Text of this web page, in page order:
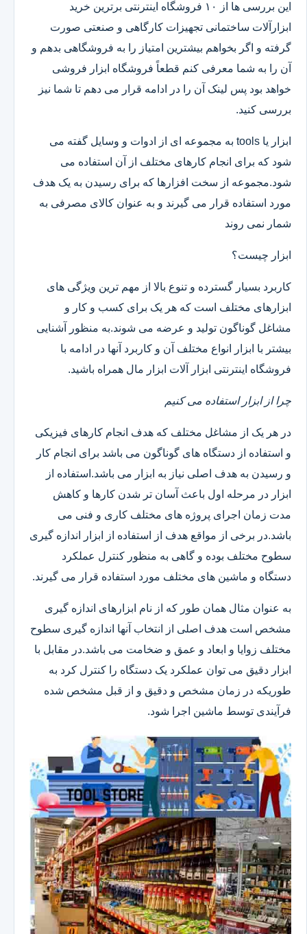
این بررسی ها از ۱۰ فروشگاه اینترنتی برترین خرید
ابزارآلات ساختمانی تجهیزات کارگاهی و صنعتی صورت
گرفته و اگر بخواهم بیشترین امتیاز را به فروشگاهی بدهم و
آن را به شما معرفی کنم قطعاً فروشگاه ابزار فروشی
خواهد بود پس لینک آن را در ادامه قرار می دهم تا شما نیز
بررسی کنید.
ابزار یا tools به مجموعه ای از ادوات و وسایل گفته می
شود که برای انجام کارهای مختلف از آن استفاده می
شود.مجموعه از سخت افزارها که برای رسیدن به یک هدف
مورد استفاده قرار می گیرند و به عنوان کالای مصرفی به
شمار نمی روند
ابزار چیست؟
کاربرد بسیار گسترده و تنوع بالا از مهم ترین ویژگی های
ابزارهای مختلف است که هر یک برای کسب و کار و
مشاغل گوناگون تولید و عرضه می شوند.به منظور آشنایی
بیشتر با ابزار انواع مختلف آن و کاربرد آنها در ادامه با
فروشگاه اینترنتی ابزار آلات ابزار مال همراه باشید.
چرا از ابزار استفاده می کنیم
در هر یک از مشاغل مختلف که هدف انجام کارهای فیزیکی
و استفاده از دستگاه های گوناگون می باشد برای انجام کار
و رسیدن به هدف اصلی نیاز به ابزار می باشد.استفاده از
ابزار در مرحله اول باعث آسان تر شدن کارها و کاهش
مدت زمان اجرای پروژه های مختلف کاری و فنی می
باشد.در برخی از مواقع هدف از استفاده از ابزار اندازه گیری
سطوح مختلف بوده و گاهی به منظور کنترل عملکرد
دستگاه و ماشین های مختلف مورد استفاده قرار می گیرند.
به عنوان مثال همان طور که از نام ابزارهای اندازه گیری
مشخص است هدف اصلی از انتخاب آنها اندازه گیری سطوح
مختلف زوایا و ابعاد و عمق و ضخامت می باشد.در مقابل با
ابزار دقیق می توان عملکرد یک دستگاه را کنترل کرد به
طوریکه در زمان مشخص و دقیق و از قبل مشخص شده
فرآیندی توسط ماشین اجرا شود.